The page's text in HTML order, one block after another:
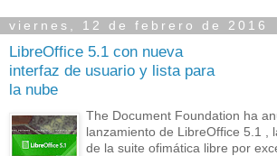
viernes, 12 de febrero de 2016
LibreOffice 5.1 con nueva
interfaz de usuario y lista para
la nube
The Document Foundation ha
lanzamiento de LibreOffice 5.1 ,
de la suite ofimática libre por